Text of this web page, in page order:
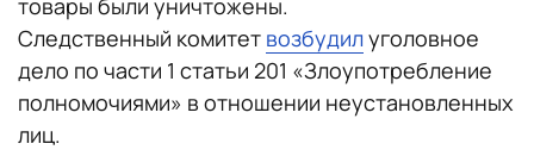
товары были уничтожены.
Следственный комитет возбудилуголовное
дело по части 1 статьи 201 «Злоупотребление
полномочиями» в отношении неустановленных
лиц.